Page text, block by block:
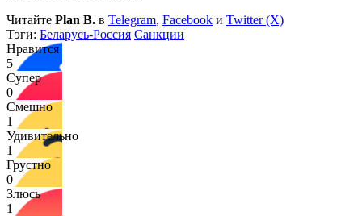
Читайте Plan B. в Telegram, Facebook и Twitter (X)
Тэги: Беларусь-Россия Санкции
Нравится
5
Супер
0
Смешно
1
Удивительно
1
Грустно
0
Злюсь
1